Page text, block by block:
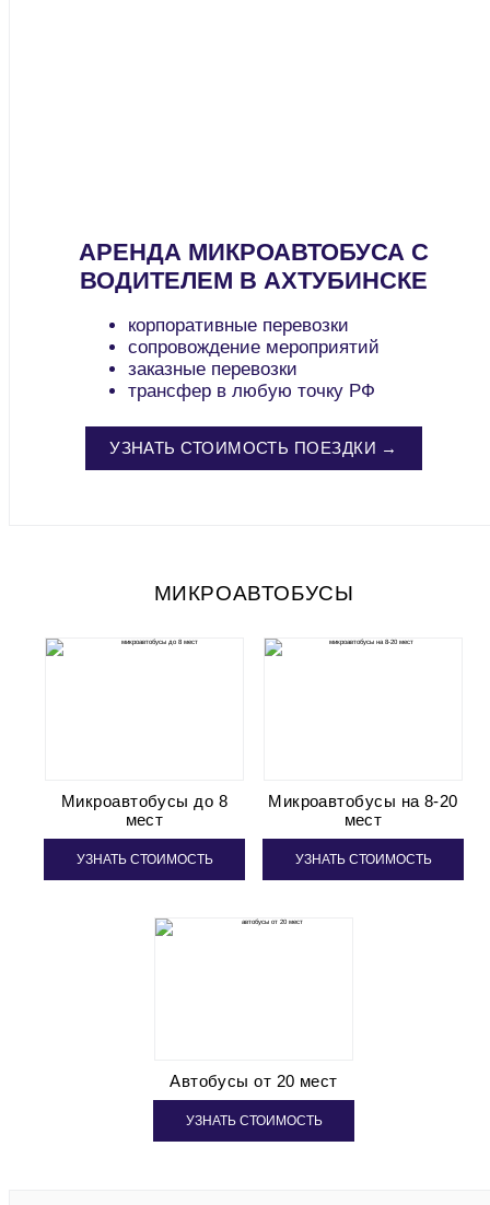
АРЕНДА МИКРОАВТОБУСА С
ВОДИТЕЛЕМ В АХТУБИНСКЕ
корпоративные перевозки
сопровождение мероприятий
заказные перевозки
трансфер в любую точку РФ
УЗНАТЬ СТОИМОСТЬ ПОЕЗДКИ →
МИКРОАВТОБУСЫ
Микроавтобусы до 8
мест
УЗНАТЬ СТОИМОСТЬ
Микроавтобусы на 8-20
мест
УЗНАТЬ СТОИМОСТЬ
Автобусы от 20 мест
УЗНАТЬ СТОИМОСТЬ